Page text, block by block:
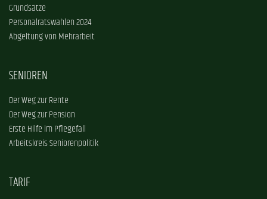
Grundsätze
Personalratswahlen 2024
Abgeltung von Mehrarbeit
SENIOREN
Der Weg zur Rente
Der Weg zur Pension
Erste Hilfe im Pflegefall
Arbeitskreis Seniorenpolitik
TARIF